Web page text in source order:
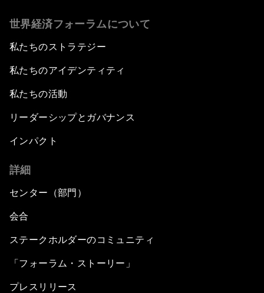
世界経済フォーラムについて
私たちのストラテジー
私たちのアイデンティティ
私たちの活動
リーダーシップとガバナンス
インパクト
詳細
センター（部門）
会合
ステークホルダーのコミュニティ
「フォーラム・ストーリー」
プレスリリース